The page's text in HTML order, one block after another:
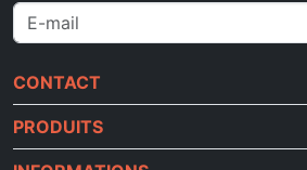
CONTACT
PRODUITS